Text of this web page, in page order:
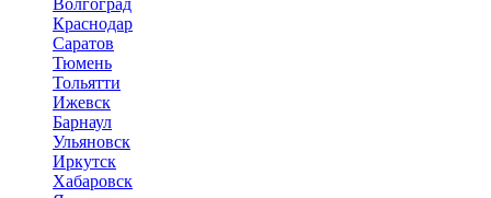
Краснодар
Саратов
Тюмень
Тольятти
Ижевск
Барнаул
Ульяновск
Иркутск
Хабаровск